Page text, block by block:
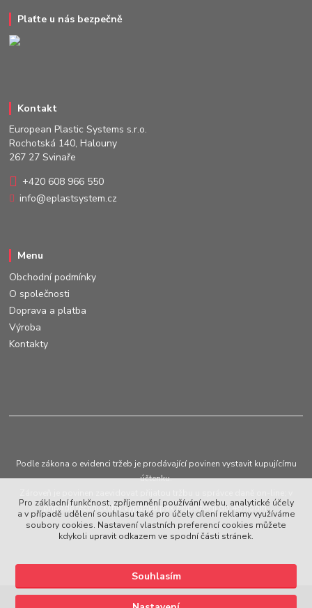
Plaťte u nás bezpečně
Kontakt
European Plastic Systems s.r.o.
Rochotská 140, Halouny
267 27 Svinaře
+420 608 966 550
info@eplastsystem.cz
Menu
Obchodní podmínky
O společnosti
Doprava a platba
Výroba
Kontakty
Podle zákona o evidenci tržeb je prodávající povinen vystavit kupujícímu
účtenku.
případě technického výpadku pak nejpozději do 48 hodin.
Upravit sběr cookies.
Pro základní funkčnost, zpříjemnění používání webu, analytické účely
a v případě udělení souhlasu také pro účely cílení reklamy využíváme
soubory cookies. Nastavení vlastních preferencí cookies můžete
kdykoli upravit odkazem ve spodní části stránek.
Souhlasím